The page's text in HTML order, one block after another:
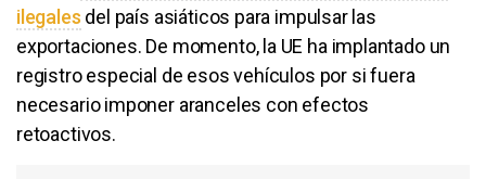
ilegales del país asiáticos para impulsar las
exportaciones. De momento, la UE ha implantado un
registro especial de esos vehículos por si fuera
necesario imponer aranceles con efectos
retoactivos.